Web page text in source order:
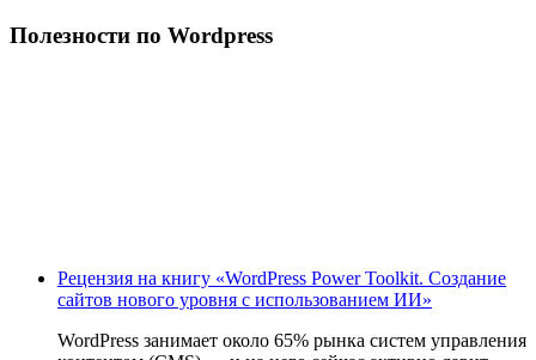
Полезности по Wordpress
Рецензия на книгу «WordPress Power Toolkit. Создание
сайтов нового уровня с использованием ИИ»
WordPress занимает около 65% рынка систем управления